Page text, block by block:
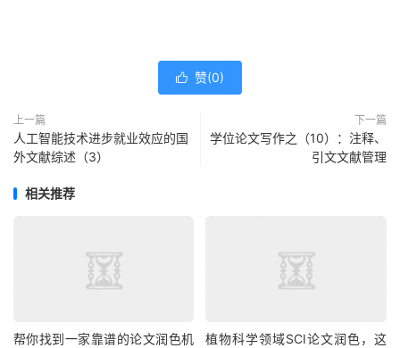
 赞(0)
上一篇
人工智能技术进步就业效应的国
外文献综述（3）
下一篇
学位论文写作之（10）：注释、
引文文献管理
相关推荐
帮你找到一家靠谱的论文润色机
植物科学领域SCI论文润色，这